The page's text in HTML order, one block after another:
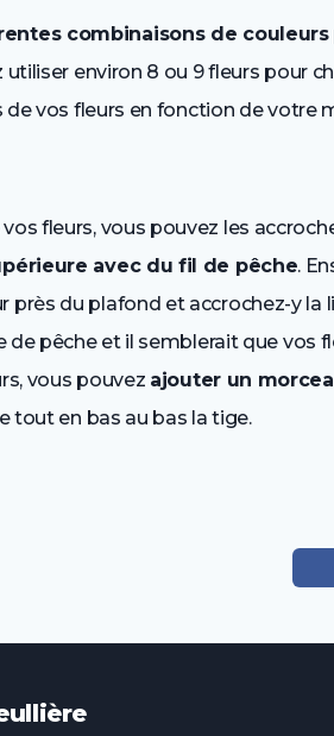
combinaisons de couleurs
environ 8 ou 9 fleurs pour
vos fleurs en fonction de votre
fleurs, vous pouvez les
avec du fil de pêche.
près du plafond et accrochez-y la
de pêche et il semblerait que vos
vous pouvez ajouter un
tout en bas au bas la tige.